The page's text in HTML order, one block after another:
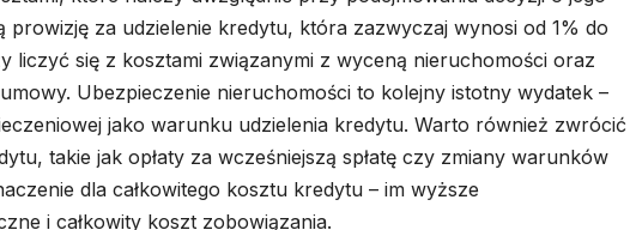
prowizję za udzielenie kredytu, która zazwyczaj wynosi od 1% do
liczyć się z kosztami związanymi z wyceną nieruchomości oraz
Ubezpieczenie nieruchomości to kolejny istotny wydatek –
jako warunku udzielenia kredytu. Warto również zwrócić
takie jak opłaty za wcześniejszą spłatę czy zmiany warunków
dla całkowitego kosztu kredytu – im wyższe
i całkowity koszt zobowiązania.